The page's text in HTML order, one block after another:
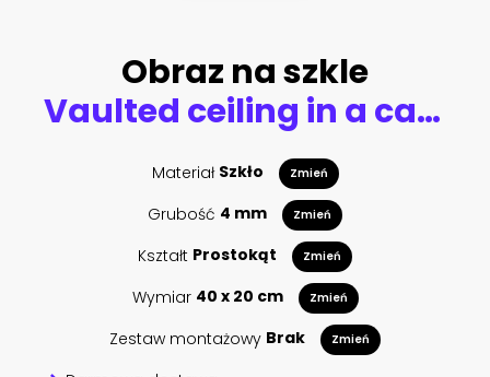
Obraz na szkle
Vaulted ceiling in a cathedral
Materiał Szkło Zmień
Grubość 4 mm Zmień
Kształt Prostokąt Zmień
Wymiar 40 x 20 cm Zmień
Zestaw montażowy Brak Zmień